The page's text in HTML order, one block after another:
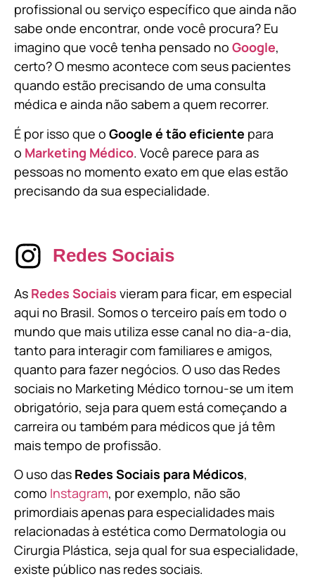
profissional ou serviço específico que ainda não
sabe onde encontrar, onde você procura? Eu
imagino que você tenha pensado no Google,
certo? O mesmo acontece com seus pacientes
quando estão precisando de uma consulta
médica e ainda não sabem a quem recorrer.
É por isso que o Google é tão eficiente para
o Marketing Médico. Você parece para as
pessoas no momento exato em que elas estão
precisando da sua especialidade.
Redes Sociais
As Redes Sociais vieram para ficar, em especial
aqui no Brasil. Somos o terceiro país em todo o
mundo que mais utiliza esse canal no dia-a-dia,
tanto para interagir com familiares e amigos,
quanto para fazer negócios. O uso das Redes
sociais no Marketing Médico tornou-se um item
obrigatório, seja para quem está começando a
carreira ou também para médicos que já têm
mais tempo de profissão.
O uso das Redes Sociais para Médicos,
como Instagram, por exemplo, não são
primordiais apenas para especialidades mais
relacionadas à estética como Dermatologia ou
Cirurgia Plástica, seja qual for sua especialidade,
existe público nas redes sociais.